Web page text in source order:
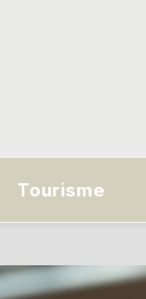
Tourisme